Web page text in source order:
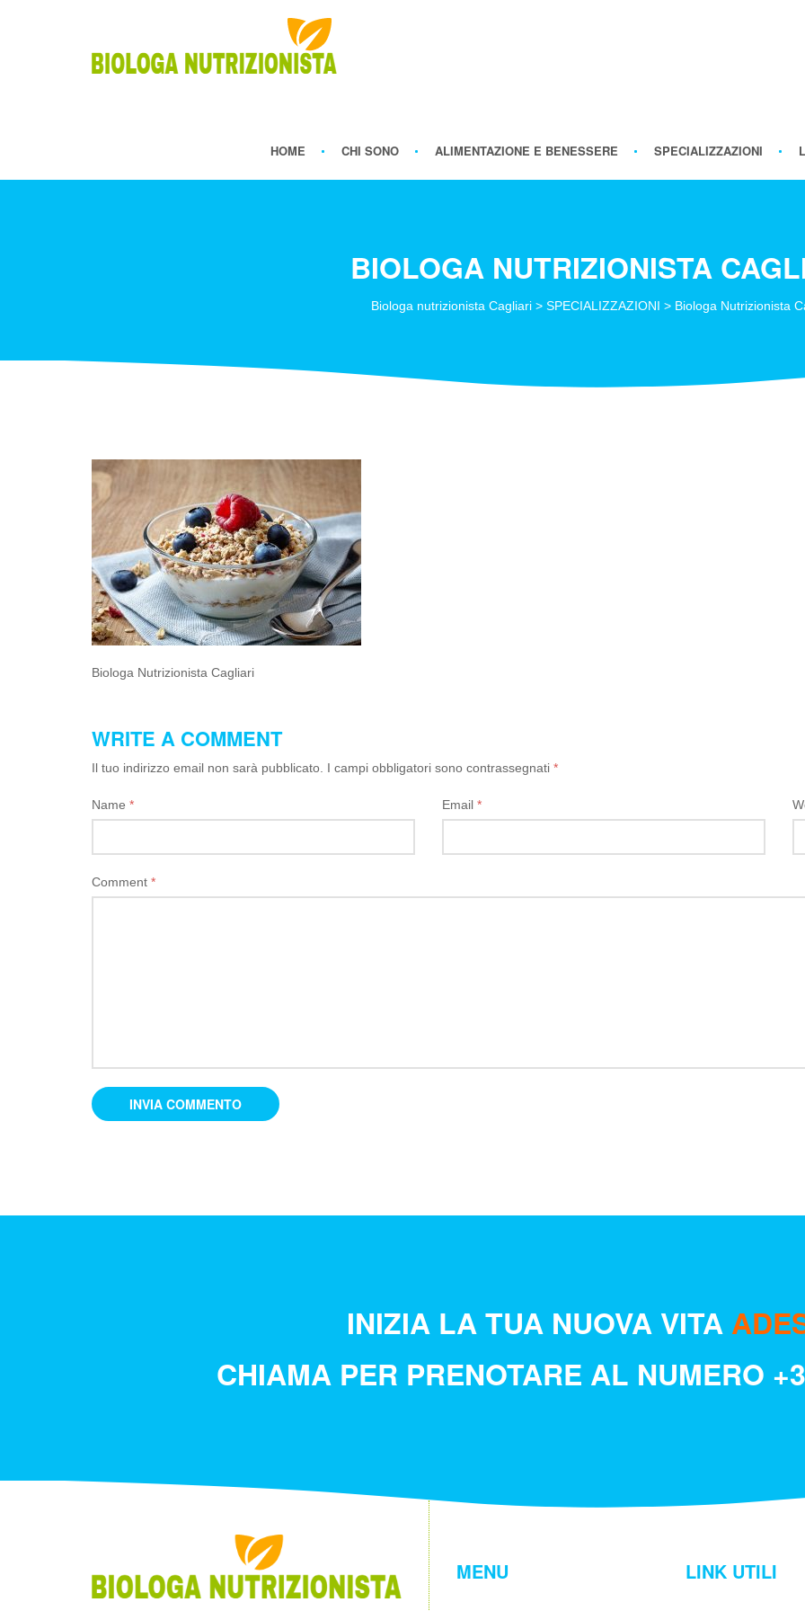
HOME CHI SONO ALIMENTAZIONE E BENESSERE SPECIALIZZAZIONI
BIOLOGA NUTRIZIONISTA
Biologa nutrizionista Cagliari> SPECIALIZZAZIONI > Biologa Nutrizionista
Biologa Nutrizionista Cagliari
WRITE A COMMENT
Il tuo indirizzo email non sarà pubblicato. I campi obbligatori sono contrassegnati *
Name * Email *
Comment *
INIZIA LA TUA NUOVA VITA
CHIAMA PER PRENOTARE AL NUMERO
MENU LINK UTILI